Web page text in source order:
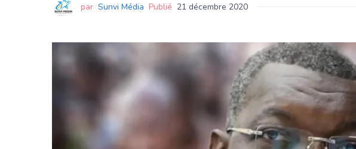
par Sunvi Média Publié 21 décembre 2020